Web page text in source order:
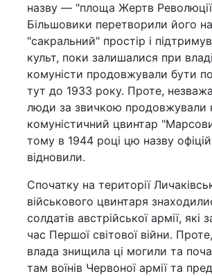
назву — "площа Жертв
Більшовики перетворили його на
"сакральний" простір і
культ, поки залишалися при
комуністи продовжували бути
тут до 1933 року. Проте,
люди за звичкою продовжували
комуністичний цвинтар
тому в 1944 році цю назву
відновили.
Спочатку на території
військового цвинтаря
солдатів австрійської армії, які
час Першої світової війни.
влада знищила ці могили та
там воїнів Червоної армії та